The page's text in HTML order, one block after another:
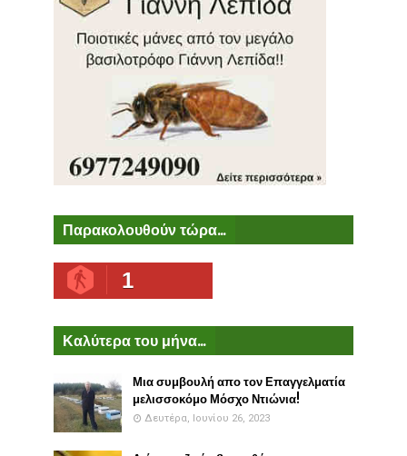
Παρακολουθούν τώρα...
1
Καλύτερα του μήνα...
Μια συμβουλή απο τον Επαγγελματία
μελισσοκόμο Μόσχο Ντιώνια!
Δευτέρα, Ιουνίου 26, 2023